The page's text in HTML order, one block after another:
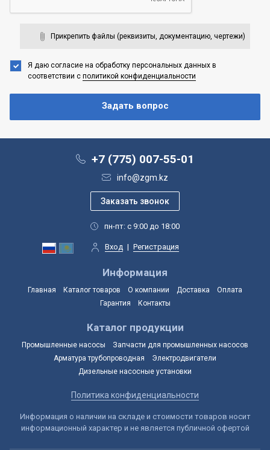
Прикрепить файлы (реквизиты, документацию, чертежи)
Я даю согласие на обработку персональных данных в
соответствии с политикой конфиденциальности
+7 (775) 007-55-01
info@zgm.kz
пн-пт: с 9:00 до 18:00
Вход | Регистрация
Информация
Главная Каталог товаров О компании Доставка
Оплата
Гарантия
Контакты
Каталог продукции
Промышленные насосы
Запчасти для промышленных насосов
Арматура трубопроводная
Электродвигатели
Дизельные насосные установки
Политика конфиденциальности
Информация о наличии на складе и стоимости товаров носит
информационный характер и не является публичной офертой